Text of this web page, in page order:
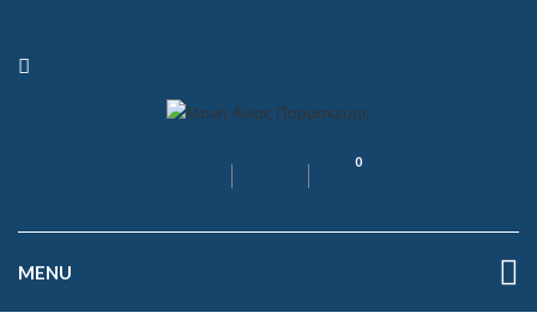
0
MENU